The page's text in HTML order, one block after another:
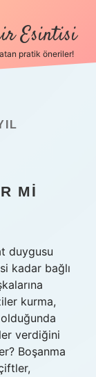
Esintisi
pratik öneriler!
MI
duygusu
kadar bağlı
kurma,
verdiğini
Boşanma